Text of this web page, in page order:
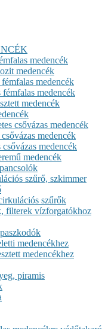
medencék
medencék
medencék
medencék
medencék
csővázas medencék
medencék
medencék
medencék
szűrő, szkimmer
szűrők
filterek vízforgatókhoz
medencékhez
medencékhez
piramis